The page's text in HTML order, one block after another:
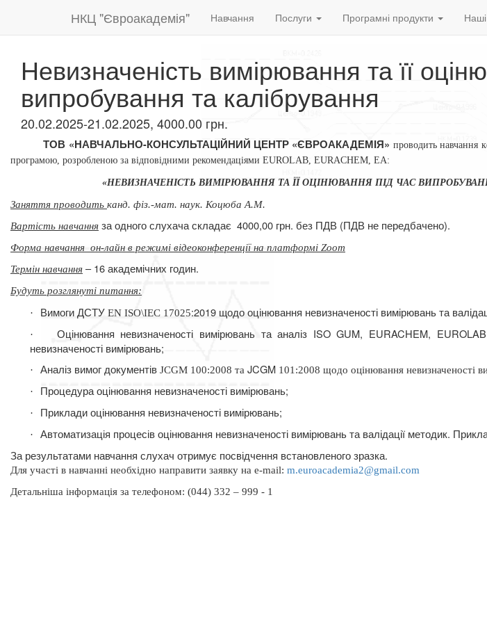
НКЦ "Євроакадемія" Навчання Послуги Програмні продукти Наші
Невизначеність вимірювання та її
випробування та калібрування
20.02.2025-21.02.2025, 4000.00 грн.
ТОВ «НАВЧАЛЬНО-КОНСУЛЬТАЦІЙНИЙ ЦЕНТР «ЄВРОАКАДЕМІЯ» проводитьнавчання
програмою, розробленою за відповідними рекомендаціями EUROLAB, EURАCHEM, ЕА:
«НЕВИЗНАЧЕНІСТЬ ВИМІРЮВАННЯ ТА ЇЇ ОЦІНЮВАННЯ ПІД ЧАС
Заняття проводить канд. фіз.-мат. наук. Коцюба А.М.
Вартість навчання за одного слухача складає 4000,00 грн. без ПДВ (ПДВ не передбачено).
Форма навчання он-лайн в режимі відеоконференції на платформі Zoom
Термін навчання – 16 академічних годин.
Будуть розглянуті питання:
·
Вимоги ДСТУENISO\IEC 17025:2019 щодо оцінювання невизначеності вимірювань та
·
Оцінювання невизначеності вимірювань та аналіз ISO GUM, EURACHEM,
невизначеності вимірювань;
· Аналіз вимог документівJCGM 100:2008 таJCGM 101:2008 щодо оцінювання невизначеності
·
Процедура оцінювання невизначеності вимірювань;
· Приклади оцінювання невизначеності вимірювань;
·
Автоматизація процесів оцінювання невизначеності вимірювань та валідації методик.
За результатами навчання слухач отримує посвідчення встановленого зразка.
Для участі в навчанні необхідно направити заявку на e-mail: m.euroacademia2@gmail.com
Детальніша інформація за телефоном: (044) 332 – 999 - 1